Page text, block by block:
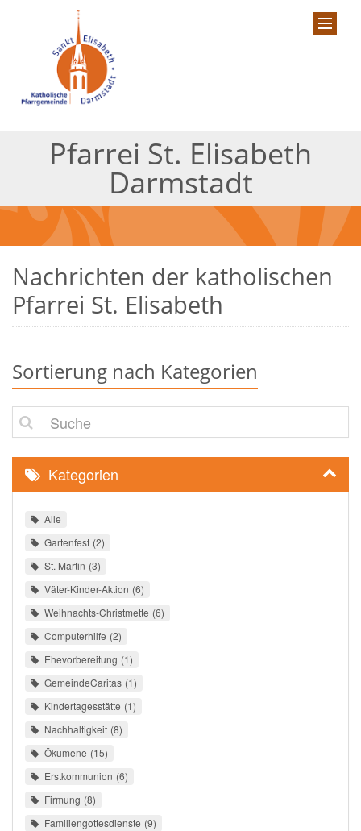
Pfarrei St. Elisabeth
Darmstadt
Nachrichten der katholischen
Pfarrei St. Elisabeth
Sortierung nach Kategorien
Suche
Kategorien
Alle
Gartenfest 2
St. Martin 3
Väter-Kinder-Aktion 6
Weihnachts-Christmette 6
Computerhilfe 2
Ehevorbereitung 1
GemeindeCaritas 1
Kindertagesstätte 1
Nachhaltigkeit 8
Ökumene 15
Erstkommunion 6
Firmung 8
Familiengottesdienste 9